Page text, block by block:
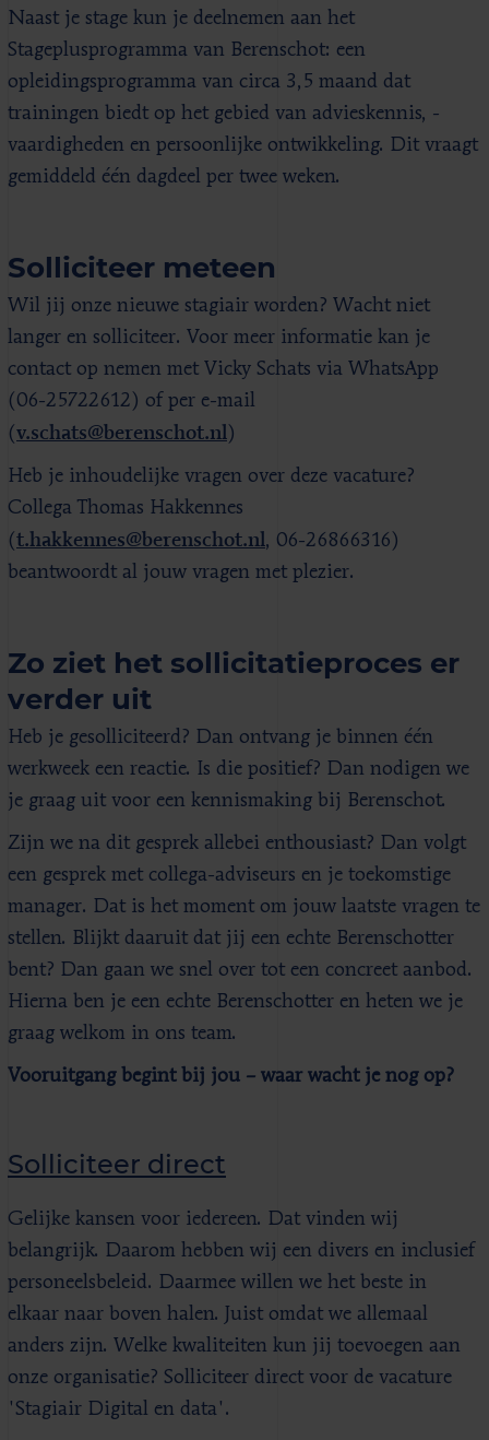
Naast je stage kun je deelnemen aan het
Stageplusprogramma van Berenschot: een
opleidingsprogramma van circa 3,5 maand dat
trainingen biedt op het gebied van advieskennis, -
vaardigheden en persoonlijke ontwikkeling. Dit vraagt
gemiddeld één dagdeel per twee weken.
Solliciteer meteen
Wil jij onze nieuwe stagiair worden? Wacht niet
langer en solliciteer. Voor meer informatie kan je
contact op nemen met Vicky Schats via WhatsApp
(06-25722612) of per e-mail
(v.schats@berenschot.nl)
Heb je inhoudelijke vragen over deze vacature?
Collega Thomas Hakkennes
(t.hakkennes@berenschot.nl, 06-26866316)
beantwoordt al jouw vragen met plezier.
Zo ziet het sollicitatieproces er
verder uit
Heb je gesolliciteerd? Dan ontvang je binnen één
werkweek een reactie. Is die positief? Dan nodigen we
je graag uit voor een kennismaking bij Berenschot.
Zijn we na dit gesprek allebei enthousiast? Dan volgt
een gesprek met collega-adviseurs en je toekomstige
manager. Dat is het moment om jouw laatste vragen te
stellen. Blijkt daaruit dat jij een echte Berenschotter
bent? Dan gaan we snel over tot een concreet aanbod.
Hierna ben je een echte Berenschotter en heten we je
graag welkom in ons team.
Vooruitgang begint bij jou – waar wacht je nog op?
Solliciteer direct
Gelijke kansen voor iedereen. Dat vinden wij
belangrijk. Daarom hebben wij een divers en inclusief
personeelsbeleid. Daarmee willen we het beste in
elkaar naar boven halen. Juist omdat we allemaal
anders zijn. Welke kwaliteiten kun jij toevoegen aan
onze organisatie? Solliciteer direct voor de vacature
'Stagiair Digital en data'.